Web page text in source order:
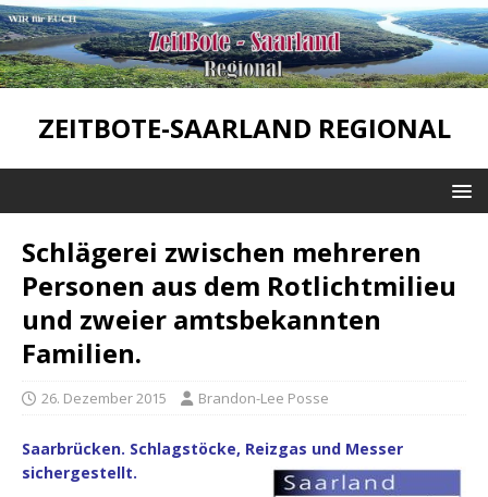
ZEITBOTE-SAARLAND REGIONAL
Schlägerei zwischen mehreren
Personen aus dem Rotlichtmilieu
und zweier amtsbekannten
Familien.
26. Dezember 2015 Brandon-Lee Posse
Saarbrücken. Schlagstöcke, Reizgas und Messer
sichergestellt.